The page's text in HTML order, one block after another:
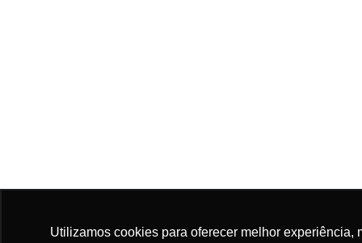
Utilizamos cookies para oferecer melhor